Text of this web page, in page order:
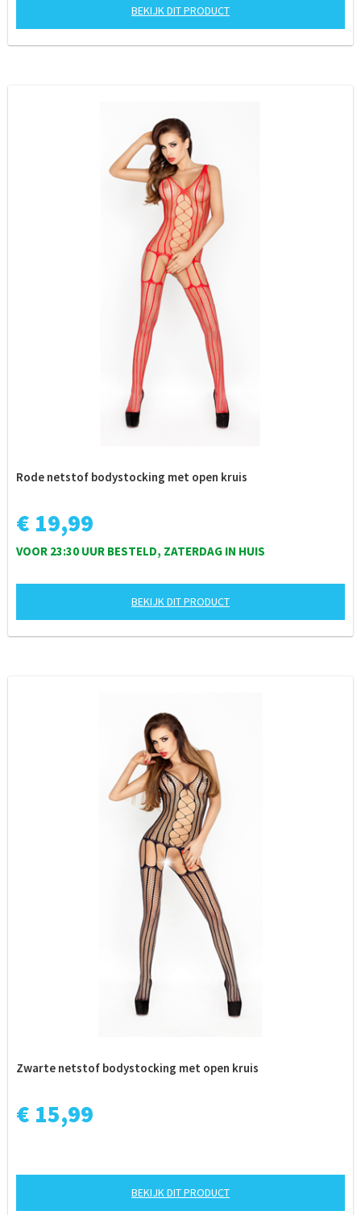
BEKIJK DIT PRODUCT
Rode netstof bodystocking met open kruis
€ 19,99
VOOR 23:30 UUR BESTELD, ZATERDAG IN HUIS
BEKIJK DIT PRODUCT
Zwarte netstof bodystocking met open kruis
€ 15,99
BEKIJK DIT PRODUCT